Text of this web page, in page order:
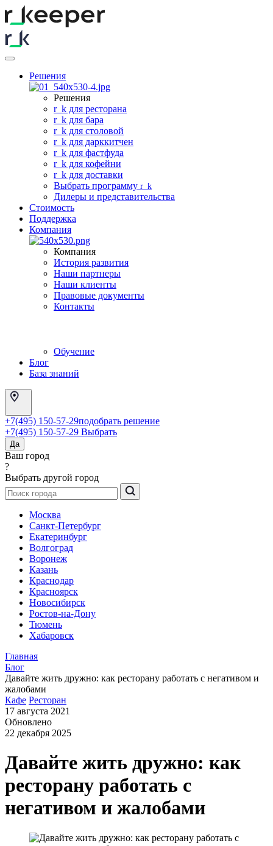
Решения
Решения
r_ k для ресторана
r_ k для бара
r_ k для столовой
r_ k для дарккитчен
r_ k для фастфуда
r_ k для кофейни
r_ k для доставки
Выбрать программу r k
Дилеры и представительства
Стоимость
Поддержка
Компания
Компания
История развития
Наши партнеры
Наши клиенты
Правовые документы
Контакты
Обучение
Блог
База знаний
+7(495) 150-57-29подобрать решение
+7(495) 150-57-29 Выбрать
Да
Ваш город
?
Выбрать другой город
Москва
Санкт-Петербург
Екатеринбург
Волгоград
Воронеж
Казань
Краснодар
Красноярск
Новосибирск
Ростов-на-Дону
Тюмень
Хабаровск
Главная
Блог
Давайте жить дружно: как ресторану работать с негативом и
жалобами
Кафе Ресторан
17 августа 2021
Обновлено
22 декабря 2025
Давайте жить дружно: как
ресторану работать с
негативом и жалобами